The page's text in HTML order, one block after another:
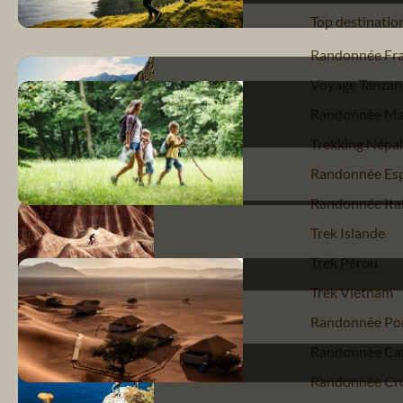
Top
Randonnée
Voyage
Trekking Népal
Randonnée
Randonnée
Trek Islande
Trek Pérou
Trek Vietnam
Randonnée
Randonnée